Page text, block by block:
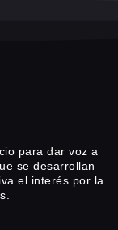
para dar voz a
se desarrollan
el interés por la